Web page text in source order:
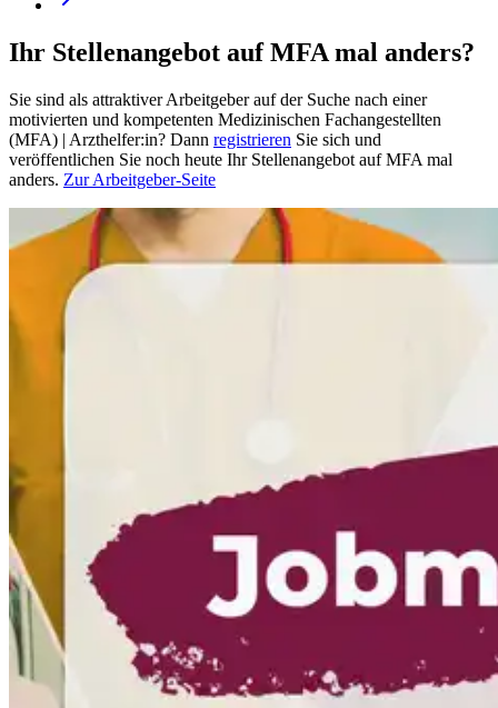
Ihr Stellenangebot auf MFA mal anders?
Sie sind als attraktiver Arbeitgeber auf der Suche nach einer
motivierten und kompetenten Medizinischen Fachangestellten
(MFA) | Arzthelfer:in? Dann registrieren Sie sich und
veröffentlichen Sie noch heute Ihr Stellenangebot auf MFA mal
anders. Zur Arbeitgeber-Seite